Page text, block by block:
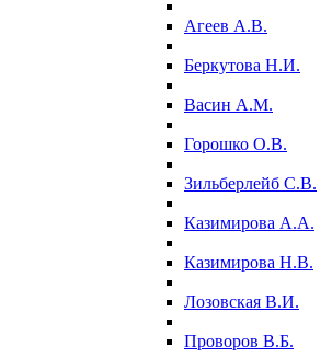
Агеев А.В.
Беркутова Н.И.
Васин А.М.
Горошко О.В.
Зильберлейб С.В.
Казимирова А.А.
Казимирова Н.В.
Лозовская В.И.
Проворов В.Б.